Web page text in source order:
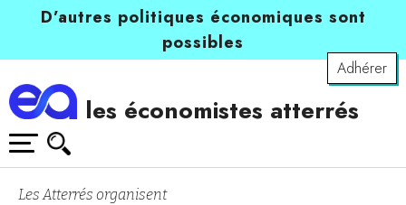
D’autres politiques économiques sont
possibles
Adhérer
les économistes atterrés
Les Atterrés organisent